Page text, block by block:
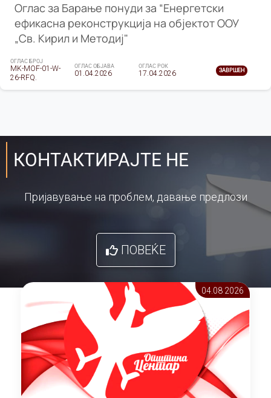
Оглас за Барање понуди за “Енергетски
ефикасна реконструкција на објектот ООУ
„Св. Кирил и Методиј"
ОГЛАС БРОЈ
MK-MOF-01-W-
26-RFQ.
ОГЛАС ОБЈАВА
01.04.2026
ОГЛАС РОК
17.04.2026 ЗАВРШЕН
КОНТАКТИРАЈТЕ НЕ
Пријавување на проблем, давање предлози
ПОВЕЌЕ
04.08 2026